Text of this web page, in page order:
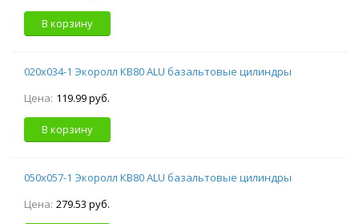
В корзину
020х034-1 Экоролл КВ80 ALU базальтовые цилиндры
Цена: 119.99 руб.
В корзину
050х057-1 Экоролл КВ80 ALU базальтовые цилиндры
Цена: 279.53 руб.